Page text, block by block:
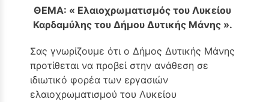
ΘΕΜΑ: « Ελαιοχρωματισμός του Λυκείου
Καρδαμύλης του Δήμου Δυτικής Μάνης ».
Σας γνωρίζουμε ότι ο Δήμος Δυτικής Μάνης
προτίθεται να προβεί στην ανάθεση σε
ιδιωτικό φορέα των εργασιών
ελαιοχρωματισμού του Λυκείου